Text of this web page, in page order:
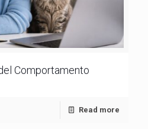
Comportamento
Read more